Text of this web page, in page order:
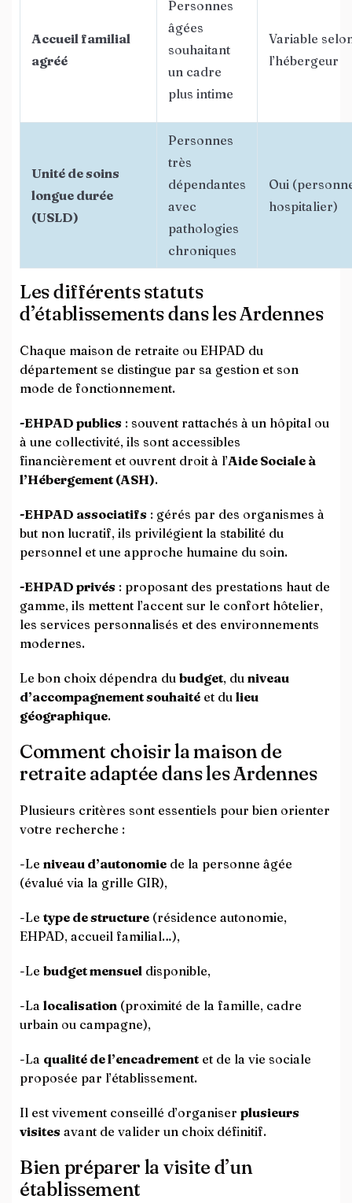
Accueil familial
agréé
Personnes
âgées
souhaitant
un cadre
plus intime
Variable
l’hébergeur
Unité de soins
longue durée
(USLD)
Personnes
très
dépendantes
avec
pathologies
chroniques
Oui
hospitalier)
Les différents statuts
d’établissements dans les Ardennes
Chaque maison de retraite ou EHPAD du
département se distingue par sa gestion et son
mode de fonctionnement.
-EHPAD publics : souvent rattachés à un hôpital ou
à une collectivité, ils sont accessibles
financièrement et ouvrent droit à l’Aide Sociale à
l’Hébergement (ASH).
-EHPAD associatifs : gérés par des organismes à
but non lucratif, ils privilégient la stabilité du
personnel et une approche humaine du soin.
-EHPAD privés : proposant des prestations haut de
gamme, ils mettent l’accent sur le confort hôtelier,
les services personnalisés et des environnements
modernes.
Le bon choix dépendra du budget, du niveau
d’accompagnement souhaité et du lieu
géographique.
Comment choisir la maison de
retraite adaptée dans les Ardennes
Plusieurs critères sont essentiels pour bien orienter
votre recherche :
-Le niveau d’autonomie de la personne âgée
(évalué via la grille GIR),
-Le type de structure (résidence autonomie,
EHPAD, accueil familial…),
-Le budget mensuel disponible,
-La localisation (proximité de la famille, cadre
urbain ou campagne),
-La qualité de l’encadrement et de la vie sociale
proposée par l’établissement.
Il est vivement conseillé d’organiser plusieurs
visites avant de valider un choix définitif.
Bien préparer la visite d’un
établissement